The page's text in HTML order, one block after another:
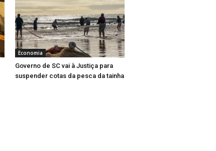
Economia
Governo de SC vai à Justiça para
suspender cotas da pesca da tainha